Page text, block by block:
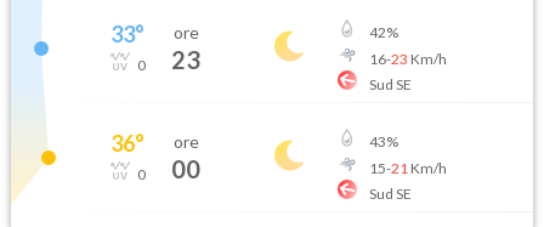
33°
0
ore
23
42%
16-23 Km/h
Sud SE
36°
0
ore
00
43%
15-21 Km/h
Sud SE